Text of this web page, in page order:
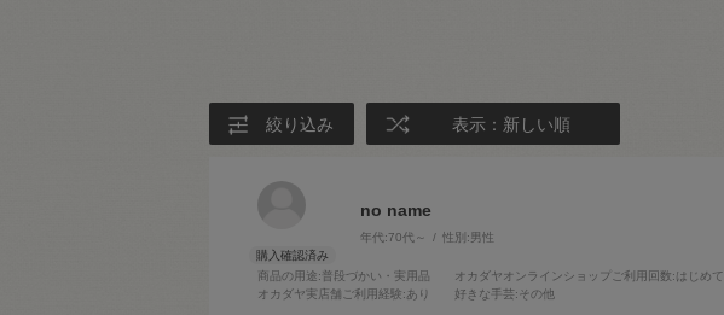
絞り込み 表示：新しい順
no name
年代:70代～ 性別:男性
商品の用途:普段づかい・実用品 オカダヤオンラインショップご利用回数:はじめて
オカダヤ実店舗ご利用経験:あり 好きな手芸:その他